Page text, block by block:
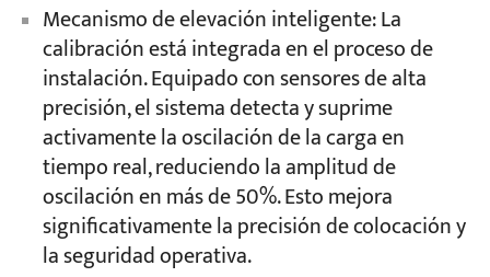
Mecanismo de elevación inteligente: La
calibración está integrada en el proceso de
instalación. Equipado con sensores de alta
precisión, el sistema detecta y suprime
activamente la oscilación de la carga en
tiempo real, reduciendo la amplitud de
oscilación en más de 50%. Esto mejora
significativamente la precisión de colocación y
la seguridad operativa.